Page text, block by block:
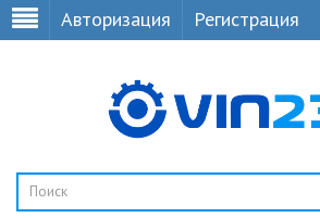
Авторизация Регистрация